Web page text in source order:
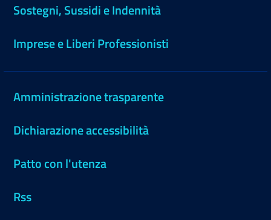
Sostegni, Sussidi e Indennità
Imprese e Liberi Professionisti
Amministrazione trasparente
Dichiarazione accessibilità
Patto con l'utenza
Rss